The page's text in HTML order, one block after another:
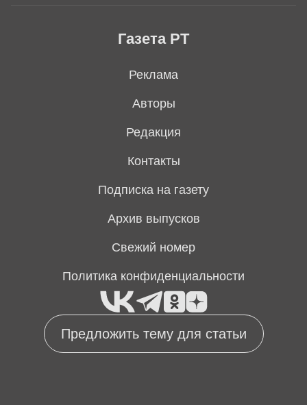
Предложить тему для статьи
Газета РТ
Реклама
Авторы
Редакция
Контакты
Подписка на газету
Архив выпусков
Свежий номер
Политика конфиденциальности